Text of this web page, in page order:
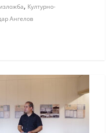
изложба, Културно-
Ангелов